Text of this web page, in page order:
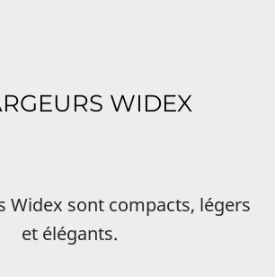
WIDEX
Widex sont compacts, légers
et élégants.